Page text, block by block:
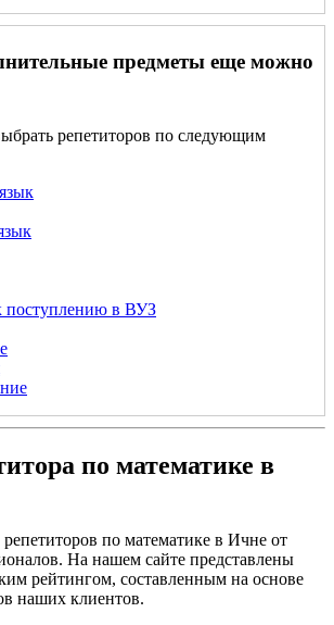
предметы еще можно
репетиторов по следующим
поступлению в ВУЗ
по математике в
по математике в Ичне от
На нашем сайте представлены
рейтингом, составленным на основе
наших клиентов.